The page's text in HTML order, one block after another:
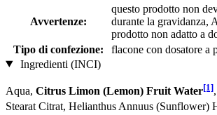
Avvertenze:
questo prodotto non
durante la gravidanza,
prodotto non adatto a
Tipo di confezione:
flacone con dosatore a
Ingredienti (INCI)
Aqua, Citrus Limon (Lemon) Fruit Water[1],
Stearat Citrat, Helianthus Annuus (Sunflower)